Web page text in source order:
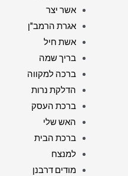
אשר יצר
אגרת הרמב"ן
אשת חיל
בריך שמה
ברכה למקווה
הדלקת נרות
ברכת העסק
האש שלי
ברכת הבית
למנצח
מודים דרבנן